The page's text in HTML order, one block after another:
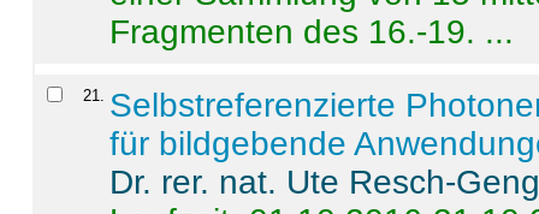
Fragmenten des 16.-19. ...
21
Selbstreferenzierte
für bildgebende
Dr. rer. nat. Ute Resch-